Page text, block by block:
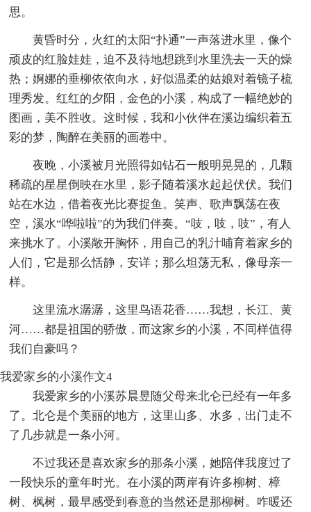
思。
黄昏时分，火红的太阳“扑通”一声落进水里，像个
顽皮的红脸娃娃，迫不及待地想跳到水里洗去一天的燥
热；婀娜的垂柳依依向水，好似温柔的姑娘对着镜子梳
理秀发。红红的夕阳，金色的小溪，构成了一幅绝妙的
图画，美不胜收。这时候，我和小伙伴在溪边编织着五
彩的梦，陶醉在美丽的画卷中。
夜晚，小溪被月光照得如钻石一般明晃晃的，几颗
稀疏的星星倒映在水里，影子随着溪水起起伏伏。我们
站在水边，借着夜光比赛捉鱼。笑声、歌声飘荡在夜
空，溪水“哗啦啦”的为我们伴奏。“吱，吱，吱”，有人
来挑水了。小溪敞开胸怀，用自己的乳汁哺育着家乡的
人们，它是那么恬静，安详；那么坦荡无私，像母亲一
样。
这里流水潺潺，这里鸟语花香……我想，长江、黄
河……都是祖国的骄傲，而这家乡的小溪，不同样值得
我们自豪吗？
我爱家乡的小溪作文4
我爱家乡的小溪苏晨昱随父母来北仑已经有一年多
了。北仑是个美丽的地方，这里山多、水多，出门走不
了几步就是一条小河。
不过我还是喜欢家乡的那条小溪，她陪伴我度过了
一段快乐的童年时光。在小溪的两岸有许多柳树、樟
树、枫树，最早感受到春意的当然还是那柳树。咋暖还